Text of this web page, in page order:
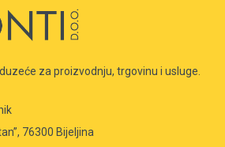
za proizvodnju, trgovinu i usluge.
76300 Bijeljina